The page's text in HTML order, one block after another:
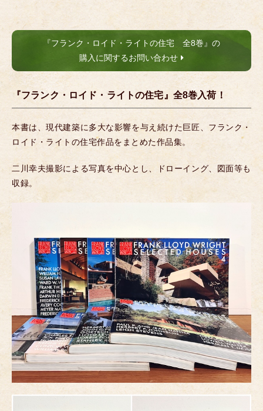
『フランク・ロイド・ライトの住宅 全8巻』の
購入に関するお問い合わせ
『フランク・ロイド・ライトの住宅』全8巻入荷！
本書は、現代建築に多大な影響を与え続けた巨匠、フランク・
ロイド・ライトの住宅作品をまとめた作品集。
二川幸夫撮影による写真を中心とし、ドローイング、図面等も
収録。